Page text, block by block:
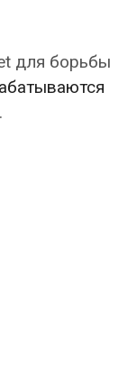
для борьбы
.